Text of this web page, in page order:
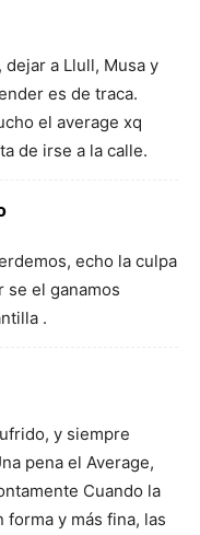
a Llull, Musa y
es de traca.
el average xq
de irse a la calle.
echo la culpa
se el ganamos
.
y siempre
pena el Average,
Cuando la
y más fina, las